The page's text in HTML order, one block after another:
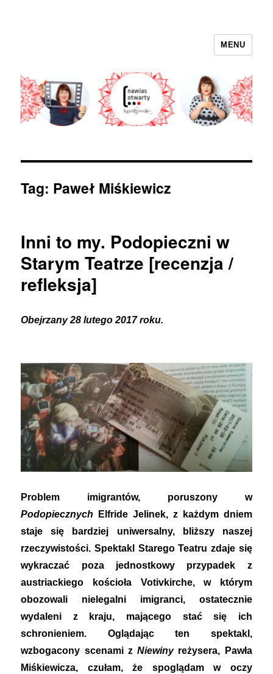
MENU
Tag: Paweł Miśkiewicz
Inni to my. Podopieczni w
Starym Teatrze [recenzja /
refleksja]
Obejrzany 28 lutego 2017 roku.
Problem imigrantów, poruszony w
Podopiecznych Elfride Jelinek, z każdym dniem
staje się bardziej uniwersalny, bliższy naszej
rzeczywistości. Spektakl Starego Teatru zdaje się
wykraczać poza jednostkowy przypadek z
austriackiego kościoła Votivkirche, w którym
obozowali nielegalni imigranci, ostatecznie
wydaleni z kraju, mającego stać się ich
schronieniem. Oglądając ten spektakl,
wzbogacony scenami zNiewinyreżysera, Pawła
Miśkiewicza, czułam, że spoglądam w oczy